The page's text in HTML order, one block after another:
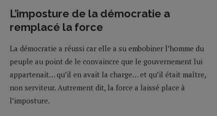
L’imposture de la démocratie a
remplacé la force
La démocratie a réussi car elle a su embobiner l’homme du
peuple au point de le convaincre que le gouvernement lui
appartenait… qu’il en avait la charge… et qu’il était maître,
non serviteur. Autrement dit, la force a laissé place à
l’imposture.